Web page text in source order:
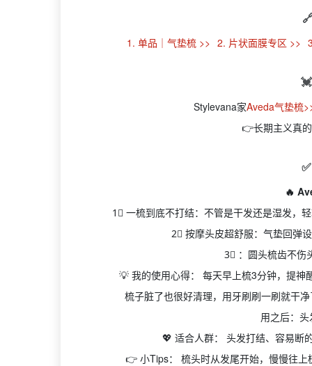
1. 单品｜气垫梳 >> 2. 片状面膜专区 >>
Stylevana家Aveda气垫梳
👉长期主义真
🔥
1⃣ 一梳到底不打结：不管是干发还是湿发，
2⃣ 按摩头皮超舒服：气垫回弹
3⃣ ：圆头梳齿不伤
💡 我的使用心得： 每天早上梳3分钟，提
梳子脏了也很好清理，用牙刷刷一刷就干
用之后：
💖 适合人群： 头发打结、容易断
👉 小Tips： 梳头时从发尾开始，慢慢往